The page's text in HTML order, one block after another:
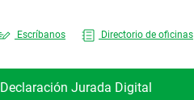
Escríbanos Directorio de oficinas
Declaración Jurada Digital